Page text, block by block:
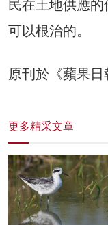
民在土地供應
可以根治的。
原刊於《蘋果日
更多精采文章